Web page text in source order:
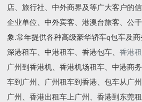
店、旅行社、中外商界及等广大客户的
企业单位、中外宾客、港澳台旅客、公
象.常年提供各种高级豪华轿车q包车及
深港租车、中港租车、香港包车、 香港
广州到香港机、香港机场租车、中港商
车到广州、广州租车到香港、包车从广
广州、香港出租车上广州、香港到东莞